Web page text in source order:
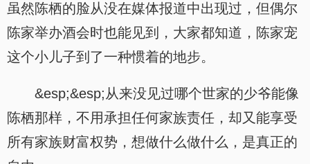
虽然陈栖的脸从没在媒体报道中出现过，但偶尔
陈家举办酒会时也能见到，大家都知道，陈家宠
这个小儿子到了一种惯着的地步。
&esp;&esp;从来没见过哪个世家的少爷能像
陈栖那样，不用承担任何家族责任，却又能享受
所有家族财富权势，想做什么做什么，是真正的